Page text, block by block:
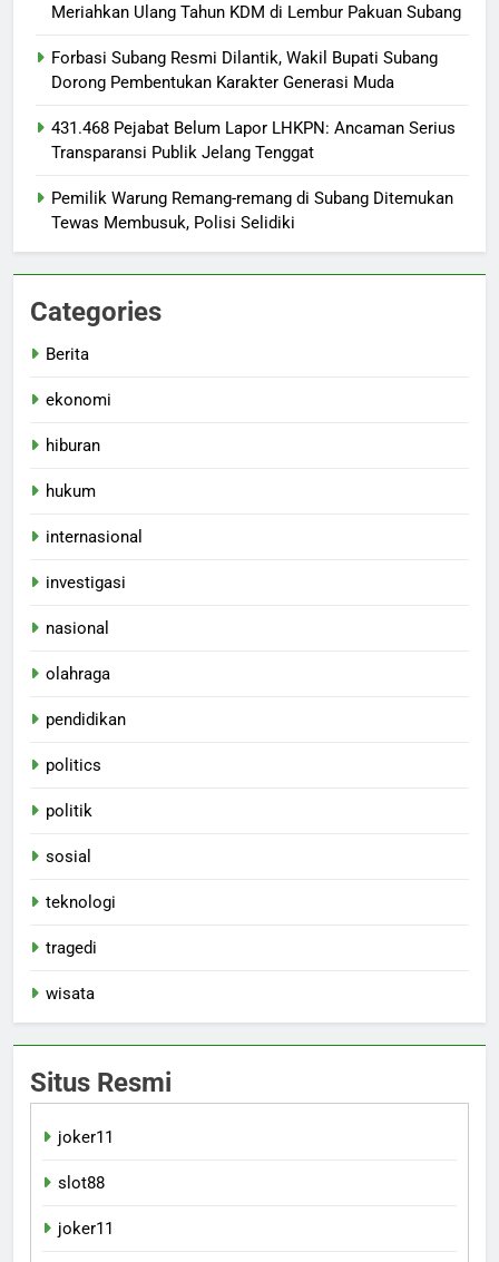
Meriahkan Ulang Tahun KDM di Lembur Pakuan Subang
‎Forbasi Subang Resmi Dilantik, Wakil Bupati Subang
Dorong Pembentukan Karakter Generasi Muda
431.468 Pejabat Belum Lapor LHKPN: Ancaman Serius
Transparansi Publik Jelang Tenggat
Pemilik Warung Remang-remang di Subang Ditemukan
Tewas Membusuk, Polisi Selidiki
Categories
Berita
ekonomi
hiburan
hukum
internasional
investigasi
nasional
olahraga
pendidikan
politics
politik
sosial
teknologi
tragedi
wisata
Situs Resmi
joker11
slot88
joker11